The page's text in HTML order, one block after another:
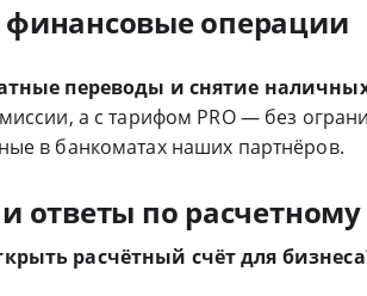
операции
переводы и снятие
а с тарифом PRO — без
в банкоматах наших партнёров.
ответы по расчетному
расчётный счёт для